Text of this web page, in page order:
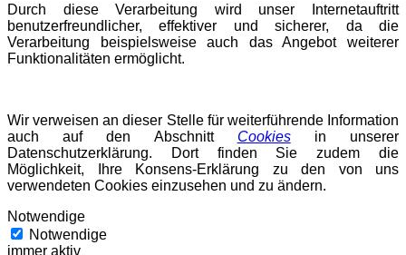
Durch diese Verarbeitung wird unser Internetauftritt
benutzerfreundlicher, effektiver und sicherer, da die
Verarbeitung beispielsweise auch das Angebot weiterer
Funktionalitäten ermöglicht.
Wir verweisen an dieser Stelle für weiterführende Information
auch auf den Abschnitt Cookiesin unserer
Datenschutzerklärung. Dort finden Sie zudem die
Möglichkeit, Ihre Konsens-Erklärung zu den von uns
verwendeten Cookies einzusehen und zu ändern.
Notwendige
Notwendige
immer aktiv